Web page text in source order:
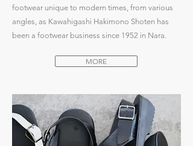
footwear unique to modern times, from various
angles, as Kawahigashi Hakimono Shoten has
been a footwear business since 1952 in Nara.
MORE